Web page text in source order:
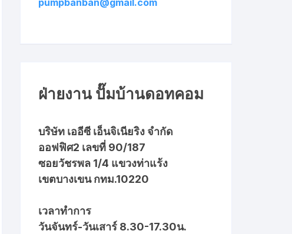
ฝ่ายงาน ปั๊มบ้านดอทคอม
บริษัท เออีซี เอ็นจิเนียริง จำกัด
ออฟฟิศ2 เลขที่ 90/187
ซอยวัชรพล 1/4 แขวงท่าแร้ง
เขตบางเขน กทม.10220
เวลาทำการ
วันจันทร์-วันเสาร์ 8.30-17.30น.